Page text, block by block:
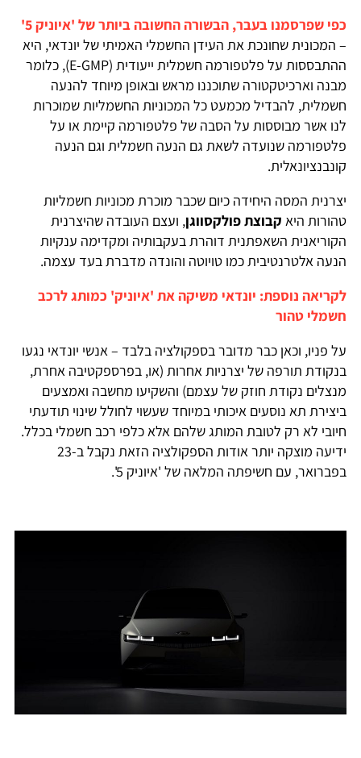
כפי שפרסמנו בעבר, הבשורה החשובה ביותר של 'איוניק 5'
– המכונית שחונכת את העידן החשמלי האמיתי של יונדאי, היא
ההתבססות על פלטפורמה חשמלית ייעודית (E-GMP), כלומר
מבנה וארכיטקטורה שתוכננו מראש ובאופן מיוחד להנעה
חשמלית, להבדיל מכמעט כל המכוניות החשמליות שמוכרות
לנו אשר מבוססות על הסבה של פלטפורמה קיימת או על
פלטפורמה שנועדה לשאת גם הנעה חשמלית וגם הנעה
קונבנציונאלית.
יצרנית המסה היחידה כיום שכבר מוכרת מכוניות חשמליות
טהורות היא קבוצת פולקסווגן, ועצם העובדה שהיצרנית
הקוריאנית השאפתנית דוהרת בעקבותיה ומקדימה ענקיות
הנעה אלטרנטיבית כמו טויוטה והונדה מדברת בעד עצמה.
לקריאה נוספת: יונדאי משיקה את 'איוניק' כמותג לרכב
חשמלי טהור
על פניו, וכאן כבר מדובר בספקולציה בלבד – אנשי יונדאי נגעו
בנקודת תורפה של יצרניות אחרות (או, בפרספקטיבה אחרת,
מנצלים נקודת חוזק של עצמם) והשקיעו מחשבה ואמצעים
ביצירת תא נוסעים איכותי במיוחד שעשוי לחולל שינוי תודעתי
חיובי לא רק לטובת המותג שלהם אלא כלפי רכב חשמלי בכלל.
ידיעה מוצקה יותר אודות הספקולציה הזאת נקבל ב-23
בפברואר, עם חשיפתה המלאה של 'איוניק 5'.